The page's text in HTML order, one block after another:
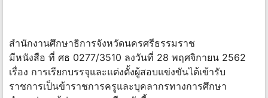
สำนักงานศึกษาธิการจังหวัดนครศรีธรรมราช
มีหนังสือ ที่ ศธ 0277/3510 ลงวันที่ 28 พฤศจิกายน 2562
เรื่อง การเรียกบรรจุและแต่งตั้งผู้สอบแข่งขันได้เข้ารับ
ราชการเป็นข้าราชการครูและบุคลากรทางการศึกษา